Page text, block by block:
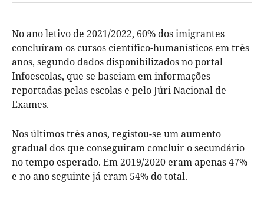
No ano letivo de 2021/2022, 60% dos imigrantes
concluíram os cursos científico-humanísticos em três
anos, segundo dados disponibilizados no portal
Infoescolas, que se baseiam em informações
reportadas pelas escolas e pelo Júri Nacional de
Exames.
Nos últimos três anos, registou-se um aumento
gradual dos que conseguiram concluir o secundário
no tempo esperado. Em 2019/2020 eram apenas 47%
e no ano seguinte já eram 54% do total.